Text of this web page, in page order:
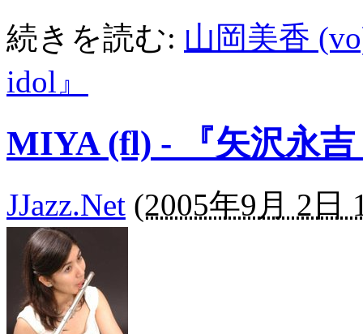
続きを読む: 山岡美香
idol』
MIYA (fl) - 『矢沢永
JJazz.Net (2005年9月 2日